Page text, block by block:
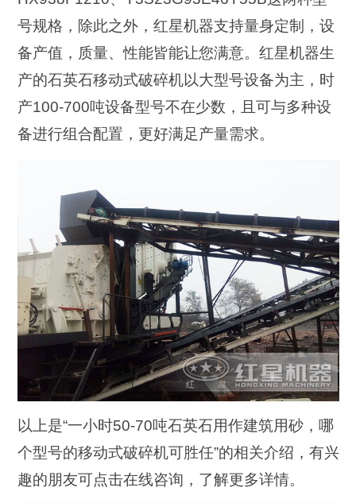
号规格，除此之外，红星机器支持量身定制，设
备产值，质量、性能皆能让您满意。红星机器生
产的石英石移动式破碎机以大型号设备为主，时
产100-700吨设备型号不在少数，且可与多种设
备进行组合配置，更好满足产量需求。
以上是“一小时50-70吨石英石用作建筑用砂，哪
个型号的移动式破碎机可胜任”的相关介绍，有兴
趣的朋友可点击在线咨询，了解更多详情。